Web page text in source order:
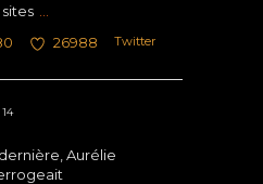
sites
26988 Twitter
Aurélie